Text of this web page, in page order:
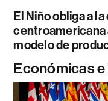
El Niño obliga a
centroamericana
modelo de
Económicas